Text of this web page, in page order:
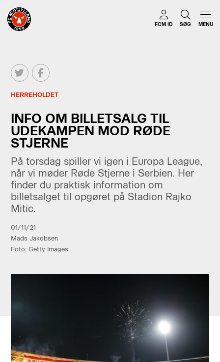
FCM ID SØG MENU
HERREHOLDET
INFO OM BILLETSALG TIL
UDEKAMPEN MOD RØDE
STJERNE
På torsdag spiller vi igen i Europa League,
når vi møder Røde Stjerne i Serbien. Her
finder du praktisk information om
billetsalget til opgøret på Stadion Rajko
Mitic.
01/11/21
Mads Jakobsen
Foto: Getty Images